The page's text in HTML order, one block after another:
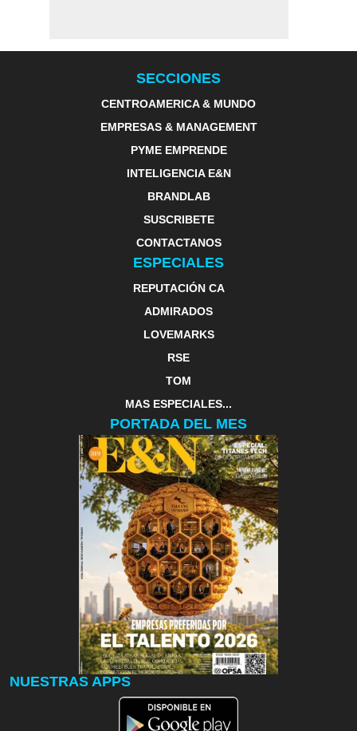
SECCIONES
CENTROAMERICA & MUNDO
EMPRESAS & MANAGEMENT
PYME EMPRENDE
INTELIGENCIA E&N
BRANDLAB
SUSCRIBETE
CONTACTANOS
ESPECIALES
REPUTACIÓN CA
ADMIRADOS
LOVEMARKS
RSE
TOM
MAS ESPECIALES...
PORTADA DEL MES
NUESTRAS APPS